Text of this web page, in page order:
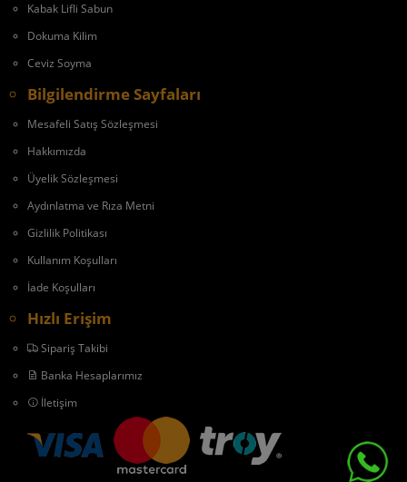
Kabak Lifli Sabun
Dokuma Kilim
Ceviz Soyma
Bilgilendirme Sayfaları
Mesafeli Satış Sözleşmesi
Hakkımızda
Üyelik Sözleşmesi
Aydınlatma ve Rıza Metni
Gizlilik Politikası
Kullanım Koşulları
İade Koşulları
Hızlı Erişim
Sipariş Takibi
Banka Hesaplarımız
İletişim